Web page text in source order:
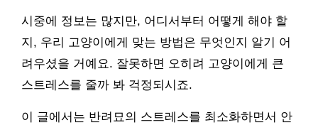
시중에 정보는 많지만, 어디서부터 어떻게 해야 할
지, 우리 고양이에게 맞는 방법은 무엇인지 알기 어
려우셨을 거예요. 잘못하면 오히려 고양이에게 큰
스트레스를 줄까 봐 걱정되시죠.
이 글에서는 반려묘의 스트레스를 최소화하면서 안